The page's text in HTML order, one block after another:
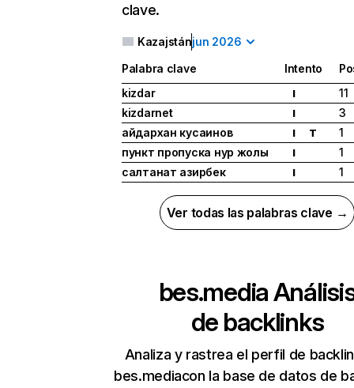
clave.
Kazajstánjun 2026
Palabra clave Intento
kizdar
I
11
kizdarnet
I
3
айдархан кусаинов
I T
1
пункт пропуска нур жолы
I
1
салтанат азирбек
I 1
Ver todas las palabras clave →
bes.media
de backlinks
Analiza y rastrea el perfil de
bes.mediacon la base de datos de